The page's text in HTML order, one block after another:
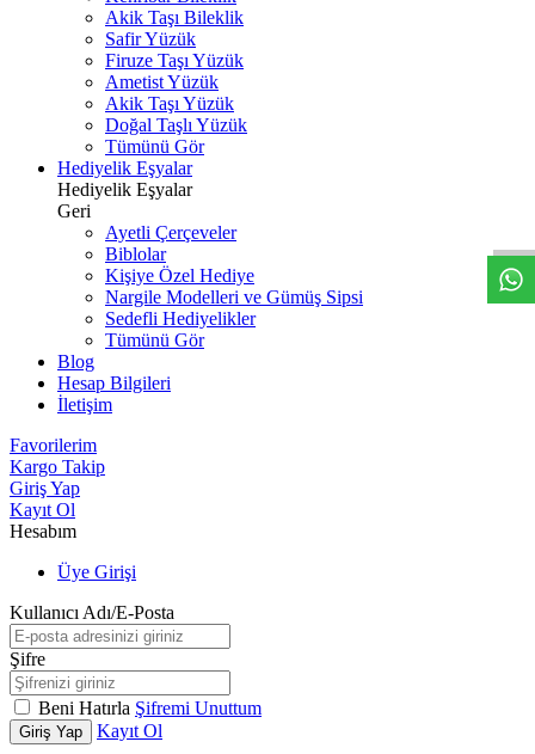
Akik Taşı Bileklik
Safir Yüzük
Firuze Taşı Yüzük
Ametist Yüzük
Akik Taşı Yüzük
Doğal Taşlı Yüzük
Tümünü Gör
Hediyelik Eşyalar
Hediyelik Eşyalar
Geri
Ayetli Çerçeveler
Biblolar
Kişiye Özel Hediye
Nargile Modelleri ve Gümüş Sipsi
Sedefli Hediyelikler
Tümünü Gör
Blog
Hesap Bilgileri
İletişim
Favorilerim
Kargo Takip
Giriş Yap
Kayıt Ol
Hesabım
Üye Girişi
Kullanıcı Adı/E-Posta
Şifre
Beni Hatırla Şifremi Unuttum
Giriş Yap Kayıt Ol